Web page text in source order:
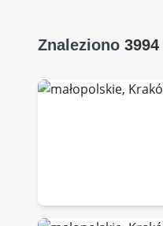
Znaleziono 3994